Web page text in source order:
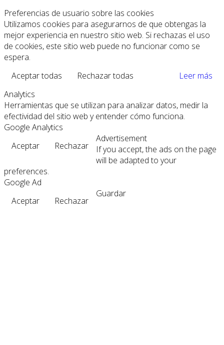
Preferencias de usuario sobre las cookies
Utilizamos cookies para asegurarnos de que obtengas la
mejor experiencia en nuestro sitio web. Si rechazas el uso
de cookies, este sitio web puede no funcionar como se
espera.
Aceptar todas
Rechazar todas
Leer más
Analytics
Herramientas que se utilizan para analizar datos, medir la
efectividad del sitio web y entender cómo funciona.
Google Analytics
Aceptar
Rechazar
Advertisement
If you accept, the ads on the page
will be adapted to your
preferences.
Google Ad
Aceptar
Rechazar
Guardar